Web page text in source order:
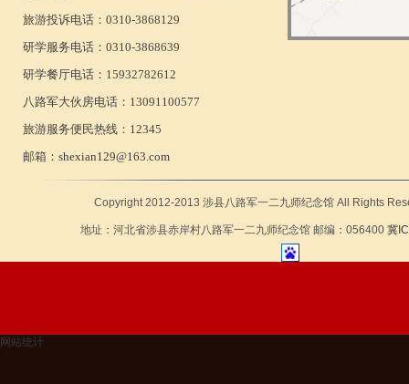
旅游投诉电话：0310-3868129
研学服务电话：0310-3868639
研学餐厅电话：15932782612
八路军大伙房电话：13091100577
旅游服务便民热线：12345
邮箱： shexian129@163.com
Copyright 2012-2013 涉县八路军一二九师纪念馆 All Rights
地址：河北省涉县赤岸村八路军一二九师纪念馆 邮编：056400 冀
网站统计